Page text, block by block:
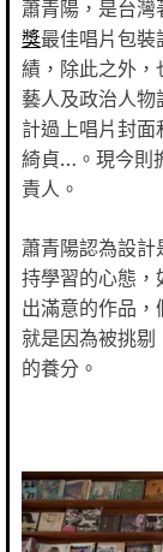
蕭青陽，是台
獎最佳唱片包
績，除此之外，
藝人及政治人
計過上唱片封
綺貞…。現今則
責人。
蕭青陽認為設
持學習的心態，
出滿意的作品，
就是因為被挑
的養分。